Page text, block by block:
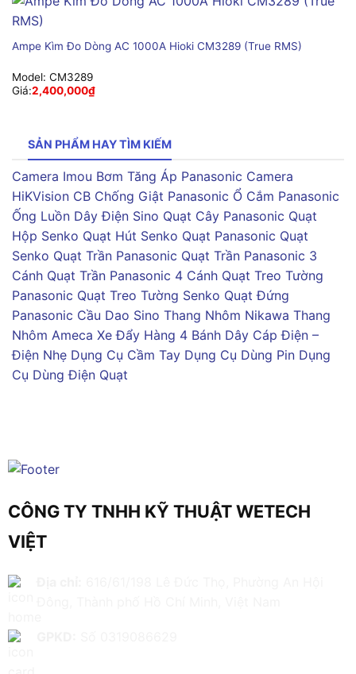
Ampe Kìm Đo Dòng AC 1000A Hioki CM3289 (True RMS)
Model: CM3289
Giá:2,400,000₫
SẢN PHẨM HAY TÌM KIẾM
Camera Imou Bơm Tăng Áp Panasonic Camera
HiKVision CB Chống Giật Panasonic Ổ Cắm Panasonic
Ống Luồn Dây Điện Sino Quạt Cây Panasonic Quạt
Hộp Senko Quạt Hút Senko Quạt Panasonic Quạt
Senko Quạt Trần Panasonic Quạt Trần Panasonic 3
Cánh Quạt Trần Panasonic 4 Cánh Quạt Treo Tường
Panasonic Quạt Treo Tường Senko Quạt Đứng
Panasonic Cầu Dao Sino Thang Nhôm Nikawa Thang
Nhôm Ameca Xe Đẩy Hàng 4 Bánh Dây Cáp Điện –
Điện Nhẹ Dụng Cụ Cầm Tay Dụng Cụ Dùng Pin Dụng
Cụ Dùng Điện Quạt
CÔNG TY TNHH KỸ THUẬT WETECH
VIỆT